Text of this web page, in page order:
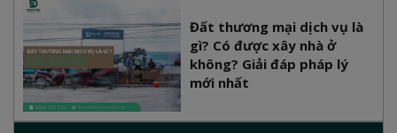
Đất thương mại dịch vụ là
gì? Có được xây nhà ở
không? Giải đáp pháp lý
mới nhất